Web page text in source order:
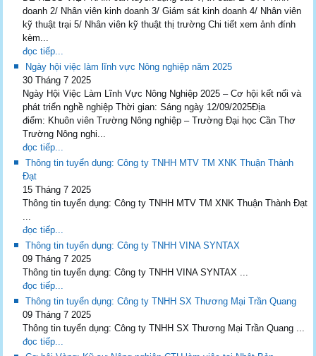
doanh 2/ Nhân viên kinh doanh 3/ Giám sát kinh doanh 4/ Nhân viên
kỹ thuật trại 5/ Nhân viên kỹ thuật thị trường Chi tiết xem ảnh đính
kèm...
đọc tiếp...
Ngày hội việc làm lĩnh vực Nông nghiệp năm 2025
30 Tháng 7 2025
Ngày Hội Việc Làm Lĩnh Vực Nông Nghiệp 2025 – Cơ hội kết nối và
phát triển nghề nghiệp Thời gian: Sáng ngày 12/09/2025Địa
điểm: Khuôn viên Trường Nông nghiệp – Trường Đại học Cần Thơ
Trường Nông nghi...
đọc tiếp...
Thông tin tuyển dụng: Công ty TNHH MTV TM XNK Thuận Thành
Đạt
15 Tháng 7 2025
Thông tin tuyển dụng: Công ty TNHH MTV TM XNK Thuận Thành Đạt
...
đọc tiếp...
Thông tin tuyển dụng: Công ty TNHH VINA SYNTAX
09 Tháng 7 2025
Thông tin tuyển dụng: Công ty TNHH VINA SYNTAX ...
đọc tiếp...
Thông tin tuyển dụng: Công ty TNHH SX Thương Mại Trần Quang
09 Tháng 7 2025
Thông tin tuyển dụng: Công ty TNHH SX Thương Mại Trần Quang ...
đọc tiếp...